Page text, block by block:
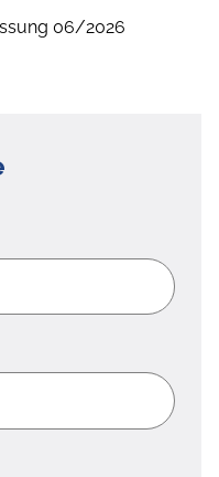
06/2026